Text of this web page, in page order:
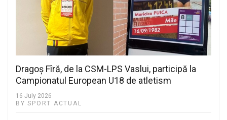
Dragoș Fîră, de la CSM-LPS Vaslui, participă la
Campionatul European U18 de atletism
16 July 2026
BY SPORT ACTUAL